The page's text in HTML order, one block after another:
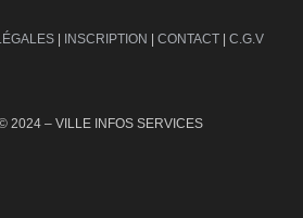
| INSCRIPTION | CONTACT | C.G.V
2024 – VILLE INFOS SERVICES